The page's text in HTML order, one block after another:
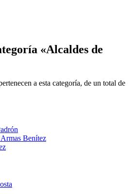
«Alcaldes de
a esta categoría, de un total de
Benítez